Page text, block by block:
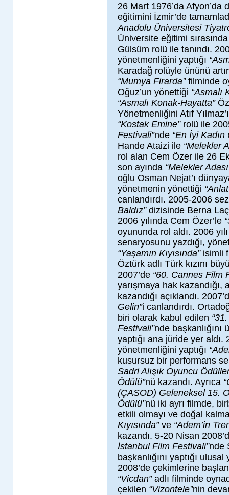
26 Mart 1976’da
eğitimini İzmir’de
Anadolu Üniversitesi
Üniversite eğitimi
Gülsüm rolü ile tanındı.
yönetmenliğini yaptığı
Karadağ rolüyle ününü
“Mumya Firarda”filminde
Oğuz’un yönettiği “Asmalı
“Asmalı Konak-Hayatta”
Yönetmenliğini Atıf
“Kostak Emine”rolü ile
Festivali”nde “En İyi Kadın
Hande Ataizi ile “Melekler
rol alan Cem Özer ile 26
son ayında “Melekler
oğlu Osman Nejat’ı
yönetmenin yönettiği
canlandırdı. 2005-2006
Baldız”dizisinde Berna
2006 yılında Cem Özer’le
oyununda rol aldı. 2006
senaryosunu yazdığı,
“Yaşamın Kıyısında”isimli
Öztürk adlı Türk kızını
2007’de “60. Cannes Film
yarışmaya hak kazandığı,
kazandığı açıklandı.
Gelin”i canlandırdı.
biri olarak kabul edilen
Festivali”nde
yaptığı ana jüride yer aldı.
yönetmenliğini yaptığı
kusursuz bir performans
Sadri Alışık Oyuncu
Ödülü”nü kazandı. Ayrıca
(ÇASOD) Geleneksel 15.
Ödülü”nü iki ayrı filmde,
etkili olmayı ve doğal
Kıyısında”ve “Adem’in
kazandı. 5-20 Nisan
İstanbul Film Festivali”nde
başkanlığını yaptığı
2008’de çekimlerine
“Vicdan”adlı filminde
çekilen “Vizontele”nin